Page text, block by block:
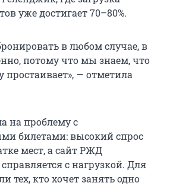
уже достигает 70–80%.
в любом случае, в
потому что мы знаем, что
простаивает», — отметила
на проблему с
билетами: высокий спрос
мест, а сайт РЖД
с нагрузкой. Для
тех, кто хочет занять одно